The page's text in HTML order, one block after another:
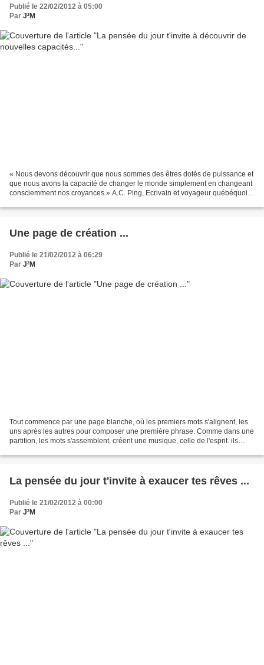
Publié le 22/02/2012 à 05:00
Par J²M
« Nous devons découvrir que nous sommes des êtres dotés de puissance et
que nous avons la capacité de changer le monde simplement en changeant
consciemment nos croyances.» A.C. Ping, Ecrivain et voyageur québéquois ,
Une page de création ...
Publié le 21/02/2012 à 06:29
Par J²M
Tout commence par une page blanche, où les premiers mots s'alignent, les
uns après les autres pour composer une première phrase. Comme dans une
partition, les mots s'assemblent, créent une musique, celle de l'esprit. ils
La pensée du jour t'invite à exaucer tes rêves ...
Publié le 21/02/2012 à 00:00
Par J²M